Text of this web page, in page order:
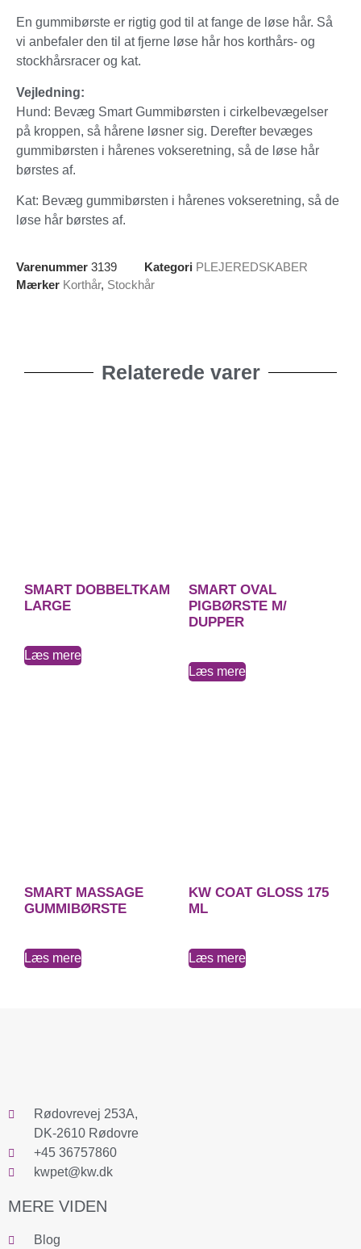
En gummibørste er rigtig god til at fange de løse hår. Så
vi anbefaler den til at fjerne løse hår hos korthårs- og
stockhårsracer og kat.
Vejledning:
Hund: Bevæg Smart Gummibørsten i cirkelbevægelser
på kroppen, så hårene løsner sig. Derefter bevæges
gummibørsten i hårenes vokseretning, så de løse hår
børstes af.
Kat: Bevæg gummibørsten i hårenes vokseretning, så de
løse hår børstes af.
Varenummer 3139 Kategori PLEJEREDSKABER
Mærker Korthår, Stockhår
Relaterede varer
SMART DOBBELTKAM
LARGE
Læs mere
SMART OVAL
PIGBØRSTE M/
DUPPER
Læs mere
SMART MASSAGE
GUMMIBØRSTE
Læs mere
KW COAT GLOSS 175
ML
Læs mere
Rødovrevej 253A,
DK-2610 Rødovre
+45 36757860
kwpet@kw.dk
MERE VIDEN
Blog